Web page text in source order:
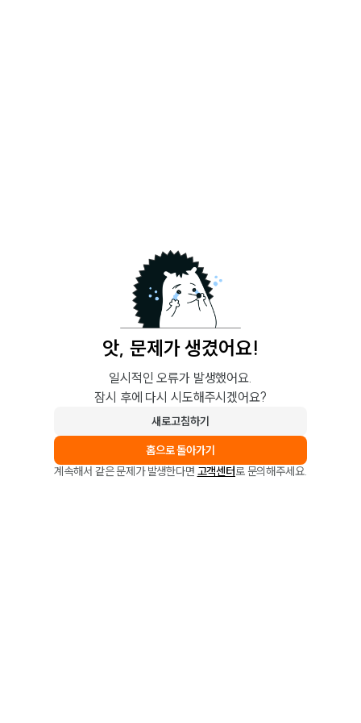
앗, 문제가 생겼어요!
일시적인 오류가 발생했어요.
잠시 후에 다시 시도해주시겠어요?
새로고침하기
홈으로 돌아가기
계속해서 같은 문제가 발생한다면 고객센터로 문의해주세요.